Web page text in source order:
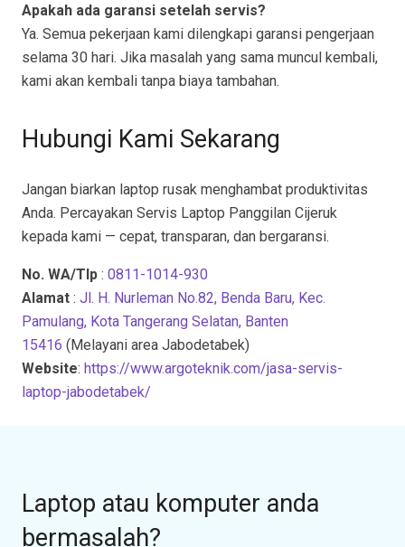
Apakah ada garansi setelah servis?
Ya. Semua pekerjaan kami dilengkapi garansi pengerjaan
selama 30 hari. Jika masalah yang sama muncul kembali,
kami akan kembali tanpa biaya tambahan.
Hubungi Kami Sekarang
Jangan biarkan laptop rusak menghambat produktivitas
Anda. Percayakan Servis Laptop Panggilan Cijeruk
kepada kami — cepat, transparan, dan bergaransi.
No. WA/Tlp : 0811-1014-930
Alamat : Jl. H. Nurleman No.82, Benda Baru, Kec.
Pamulang, Kota Tangerang Selatan, Banten
15416 (Melayani area Jabodetabek)
Website: https://www.argoteknik.com/jasa-servis-
laptop-jabodetabek/
Laptop atau komputer anda
bermasalah?